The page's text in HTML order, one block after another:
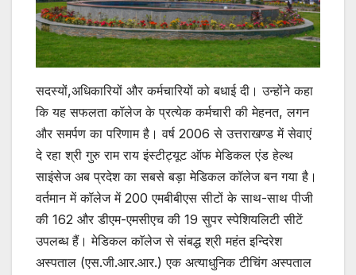
सदस्यों,अधिकारियों और कर्मचारियों को बधाई दी। उन्होंने कहा
कि यह सफलता कॉलेज के प्रत्येक कर्मचारी की मेहनत, लगन
और समर्पण का परिणाम है। वर्ष 2006 से उत्तराखण्ड में सेवाएं
दे रहा श्री गुरु राम राय इंस्टीट्यूट ऑफ मेडिकल एंड हेल्थ
साइंसेज अब प्रदेश का सबसे बड़ा मेडिकल कॉलेज बन गया है।
वर्तमान में कॉलेज में 200 एमबीबीएस सीटों के साथ-साथ पीजी
की 162 और डीएम-एमसीएच की 19 सुपर स्पेशियलिटी सीटें
उपलब्ध हैं। मेडिकल काॅलेज से संबद्ध श्री महंत इन्दिरेश
अस्पताल (एस.जी.आर.आर.) एक अत्याधुनिक टीचिंग अस्पताल